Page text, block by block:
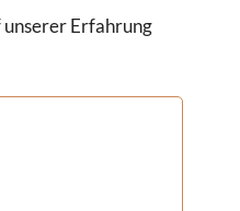
unserer Erfahrung